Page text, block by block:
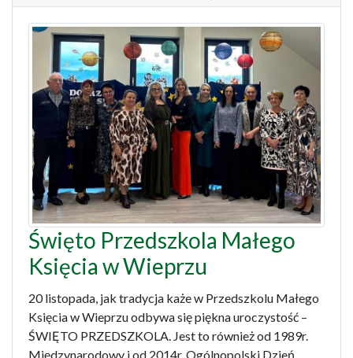
Święto Przedszkola Małego
Księcia w Wieprzu
20 listopada, jak tradycja każe w Przedszkolu Małego
Księcia w Wieprzu odbywa się piękna uroczystość –
ŚWIĘTO PRZEDSZKOLA. Jest to również od 1989r.
Międzynarodowy i od 2014r. Ogólnopolski Dzień